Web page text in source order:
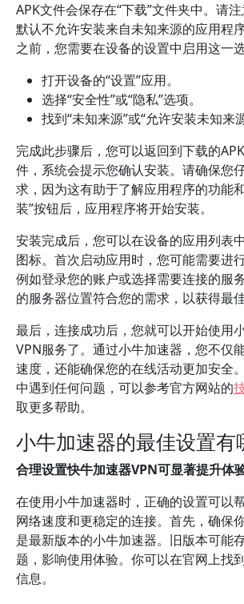
APK文件会保存在“下载”文件夹中。请
默认不允许安装来自未知来源的应用程
之前，您需要在设备的设置中启用这一选
打开设备的“设置”应用。
选择“安全性”或“隐私”选项。
找到“未知来源”或“允许安装未知来
完成此步骤后，您可以返回到下载的
件，系统会提示您确认安装。请确保您
求，因为这有助于了解应用程序的功能
装”按钮后，应用程序将开始安装。
安装完成后，您可以在设备的应用列表
图标。首次启动应用时，您可能需要进
例如登录您的账户或选择需要连接的服
的服务器位置符合您的需求，以获得最
最后，连接成功后，您就可以开始使用
VPN服务了。通过小牛加速器，您不仅
速度，还能确保您的在线活动更加安全
中遇到任何问题，可以参考官方网站的
取更多帮助。
小牛加速器的最佳设置有
合理设置快牛加速器VPN可显著提升体验
在使用小牛加速器时，正确的设置可以
网络速度和更稳定的连接。首先，确保
是最新版本的小牛加速器。旧版本可能
题，影响使用体验。你可以在官网上找
信息。